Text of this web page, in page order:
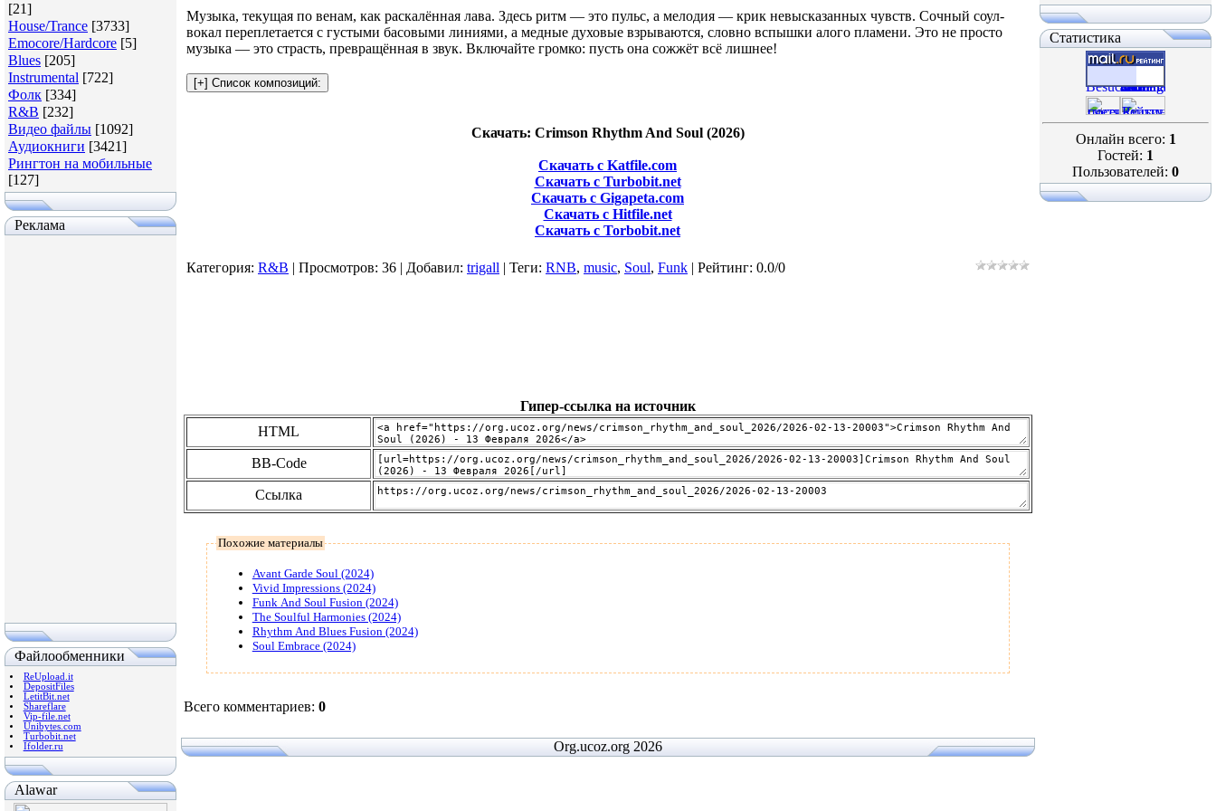
[21]
House/Trance [3733]
Emocore/Hardcore [5]
Blues [205]
Instrumental [722]
Фолк [334]
R&B [232]
Видео файлы [1092]
Аудиокниги [3421]
Рингтон на мобильные
[127]
Реклама
Файлообменники
ReUpload.it
DepositFiles
LetitBit.net
Shareflare
Vip-file.net
Unibytes.com
Turbobit.net
Ifolder.ru
Alawar
Музыка, текущая по венам, как раскалённая лава. Здесь ритм — это пульс, а мелодия — крик невысказанных чувств. Сочный соул-
вокал переплетается с густыми басовыми линиями, а медные духовые взрываются, словно вспышки алого пламени. Это не просто
музыка — это страсть, превращённая в звук. Включайте громко: пусть она сожжёт всё лишнее!
Скачать: Crimson Rhythm And Soul (2026)
Скачать с Katfile.com
Скачать с Turbobit.net
Скачать с Gigapeta.com
Скачать с Hitfile.net
Скачать с Torbobit.net
Категория: R&B | Просмотров: 36 | Добавил: trigall | Теги: RNB, music, Soul, Funk | Рейтинг: 0.0/0
Гипер-ссылка на источник
HTML
BB-Code
Ссылка
Похожие материалы
Avant Garde Soul (2024)
Vivid Impressions (2024)
Funk And Soul Fusion (2024)
The Soulful Harmonies (2024)
Rhythm And Blues Fusion (2024)
Soul Embrace (2024)
Всего комментариев: 0
Org.ucoz.org 2026
Статистика
Онлайн всего: 1
Гостей: 1
Пользователей: 0